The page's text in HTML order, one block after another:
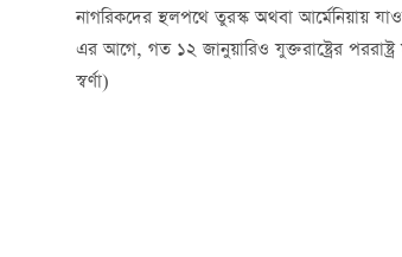
নাগরিকদের স্থলপথে তুরস্ক অথবা আর্মেনিয়ায়
এর আগে, গত ১২ জানুয়ারিও যুক্তরাষ্ট্রের
স্বর্ণা)